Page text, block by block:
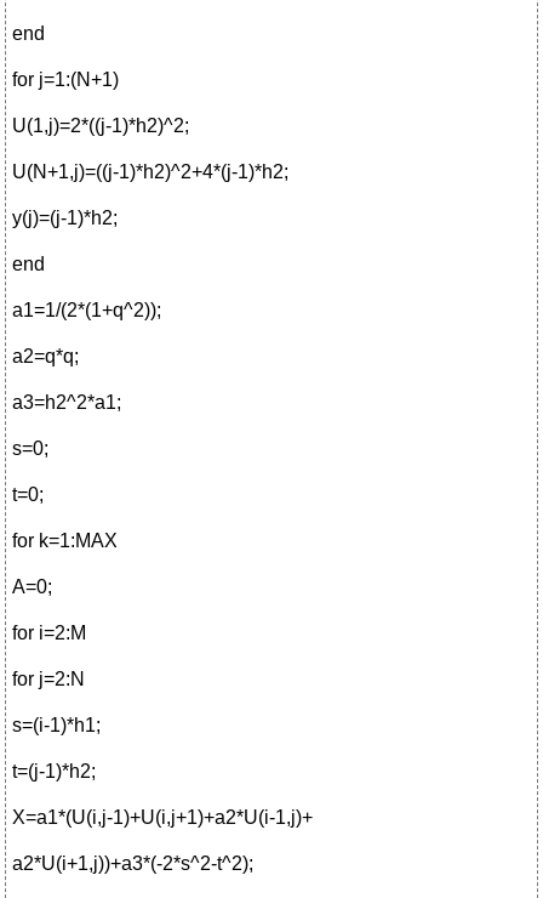
end
for j=1:(N+1)
U(1,j)=2*((j-1)*h2)^2;
U(N+1,j)=((j-1)*h2)^2+4*(j-1)*h2;
y(j)=(j-1)*h2;
end
a1=1/(2*(1+q^2));
a2=q*q;
a3=h2^2*a1;
s=0;
t=0;
for k=1:MAX
A=0;
for i=2:M
for j=2:N
s=(i-1)*h1;
t=(j-1)*h2;
X=a1*(U(i,j-1)+U(i,j+1)+a2*U(i-1,j)+
a2*U(i+1,j))+a3*(-2*s^2-t^2);